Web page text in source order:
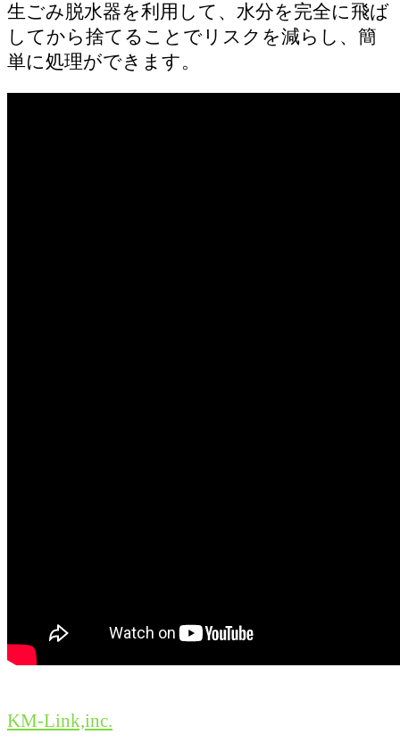
生ごみ脱水器を利用して、水分を完全に飛ば
してから捨てることでリスクを減らし、簡
単に処理ができます。
KM-Link,inc.